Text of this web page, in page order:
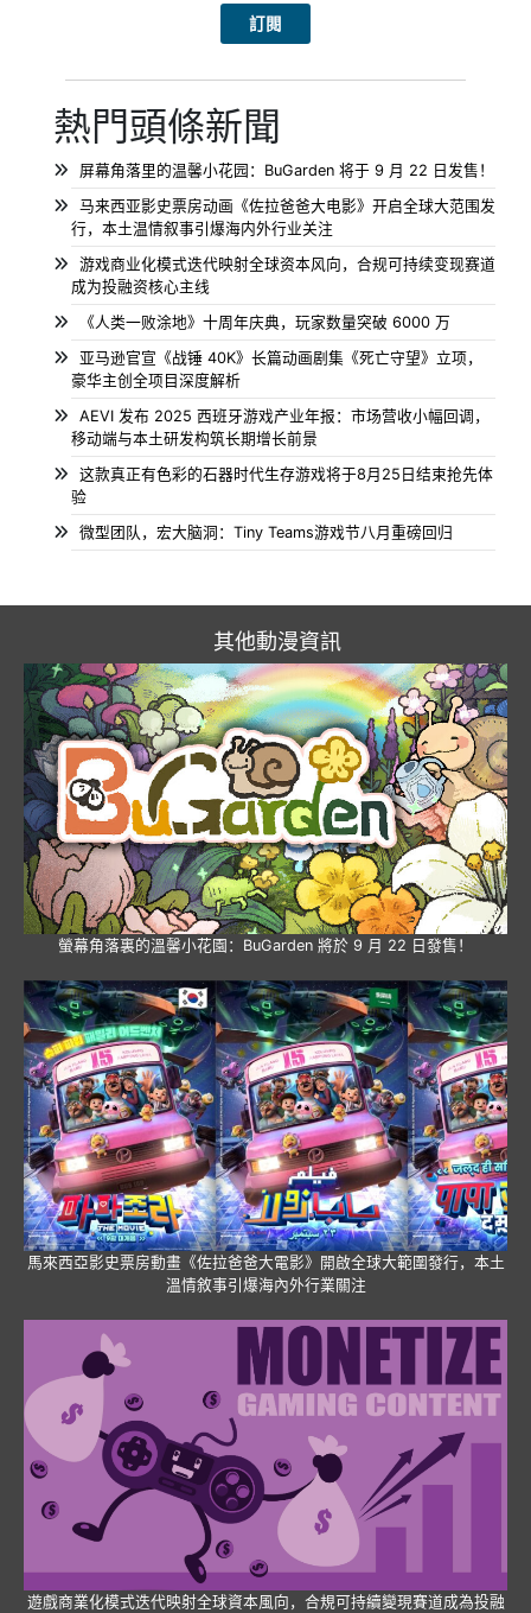
熱門頭條新聞
屏幕角落里的温馨小花园：BuGarden 将于 9 月 22 日发售！
马来西亚影史票房动画《佐拉爸爸大电影》开启全球大范围发
行，本土温情叙事引爆海内外行业关注
游戏商业化模式迭代映射全球资本风向，合规可持续变现赛道
成为投融资核心主线
《人类一败涂地》十周年庆典，玩家数量突破 6000 万
亚马逊官宣《战锤 40K》长篇动画剧集《死亡守望》立项，
豪华主创全项目深度解析
AEVI 发布 2025 西班牙游戏产业年报：市场营收小幅回调，
移动端与本土研发构筑长期增长前景
这款真正有色彩的石器时代生存游戏将于8月25日结束抢先体
验
微型团队，宏大脑洞：Tiny Teams游戏节八月重磅回归
其他動漫資訊
螢幕角落裏的溫馨小花園：BuGarden 將於 9 月 22 日發售！
馬來西亞影史票房動畫《佐拉爸爸大電影》開啟全球大範圍發行，本土
溫情敘事引爆海內外行業關注
遊戲商業化模式迭代映射全球資本風向，合規可持續變現賽道成為投融